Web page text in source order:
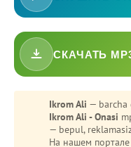
СКАЧАТЬ
Ikrom Ali — barcha
Ikrom Ali - Onasi
— bepul,
На нашем
Bezori
Oshiq edim